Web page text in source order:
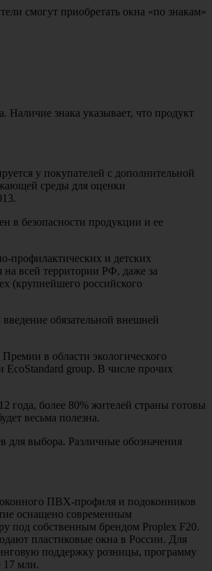
смогут приобретать окна «по знакам»
Наличие знака указывает, что продукт
у покупателей с дополнительной
среды для оценки
в безопасности продукции и ее
профилактических и детских
всей территории РФ, даже за
(крупнейшего российского
обязательной внешней
в области экологического
group. В числе прочих
года, более 80% жителей страны готовы
весьма полезна.
для выбора. Различные обозначения
ПВХ-профиля и подоконников
оснащено современным
под собственным брендом Proplex F20.
пластиковые окна в России. Для
поддержку розницы, программу
17 млн.